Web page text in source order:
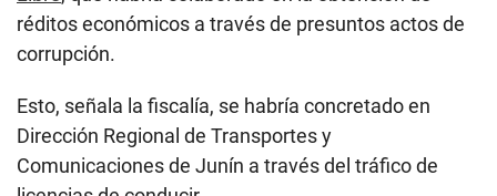
réditos económicos a través de presuntos actos de
corrupción.
Esto, señala la fiscalía, se habría concretado en
Dirección Regional de Transportes y
Comunicaciones de Junín a través del tráfico de